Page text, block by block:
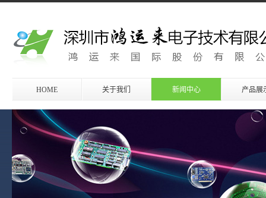
HOME 关于我们 新闻中心 产品展